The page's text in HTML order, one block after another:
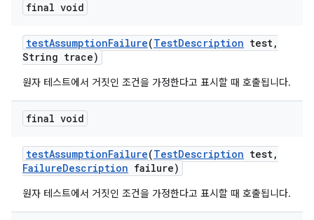
final void
testAssumptionFailure(TestDescription test,
String trace)
원자 테스트에서 거짓인 조건을 가정한다고 표시할 때 호출됩니다.
final void
testAssumptionFailure(TestDescription test,
FailureDescription failure)
원자 테스트에서 거짓인 조건을 가정한다고 표시할 때 호출됩니다.